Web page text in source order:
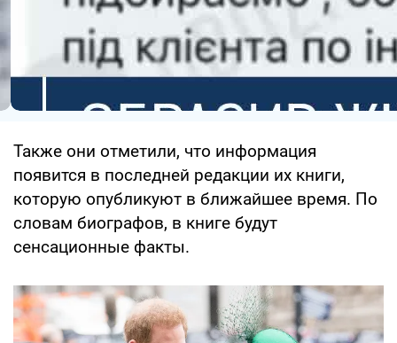
Также они отметили, что информация
появится в последней редакции их книги,
которую опубликуют в ближайшее время. По
словам биографов, в книге будут
сенсационные факты.